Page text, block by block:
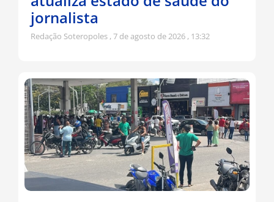
jornalista
Redação Soteropoles 7 de agosto de 2026 13:32